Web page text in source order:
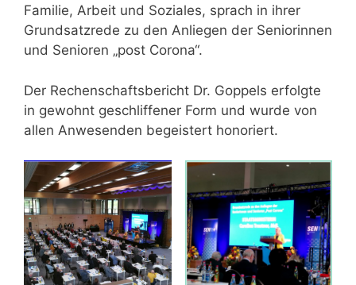
Familie, Arbeit und Soziales, sprach in ihrer
Grundsatzrede zu den Anliegen der Seniorinnen
und Senioren „post Corona“.
Der Rechenschaftsbericht Dr. Goppels erfolgte
in gewohnt geschliffener Form und wurde von
allen Anwesenden begeistert honoriert.